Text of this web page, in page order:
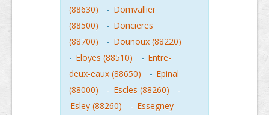
(88630)
- Domvallier
(88500)
- Doncieres
(88700)
- Dounoux (88220)
- Eloyes (88510) - Entre-
deux-eaux (88650)
- Epinal
(88000)
- Escles (88260)
-
Esley (88260)
- Essegney